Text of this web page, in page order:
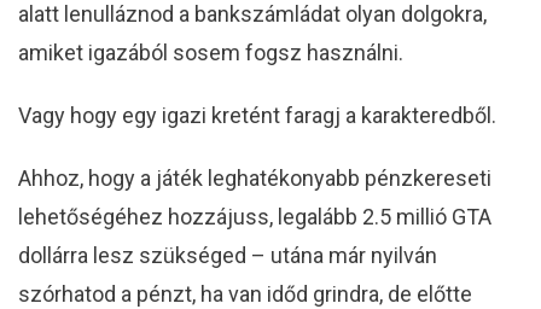
alatt lenulláznod a bankszámládat olyan dolgokra,
amiket igazából sosem fogsz használni.
Vagy hogy egy igazi kretént faragj a karakteredből.
Ahhoz, hogy a játék leghatékonyabb pénzkereseti
lehetőségéhez hozzájuss, legalább 2.5 millió GTA
dollárra lesz szükséged – utána már nyilván
szórhatod a pénzt, ha van időd grindra, de előtte